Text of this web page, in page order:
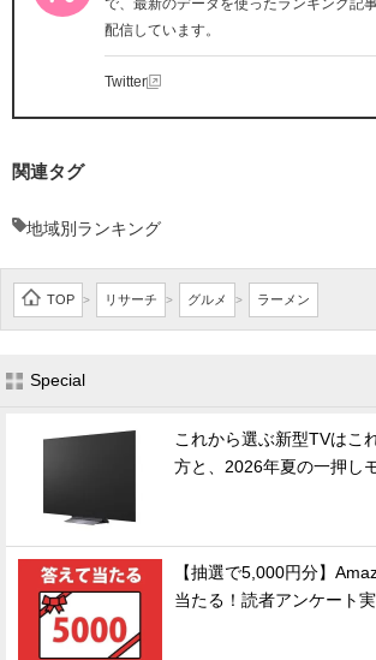
で、最新のデータを使ったランキング記
配信しています。
Twitter
関連タグ
地域別ランキング
TOP > リサーチ > グルメ > ラーメン
Special
これから選ぶ新型TVはこ
方と、2026年夏の一押し
【抽選で5,000円分】
当たる！読者アンケート